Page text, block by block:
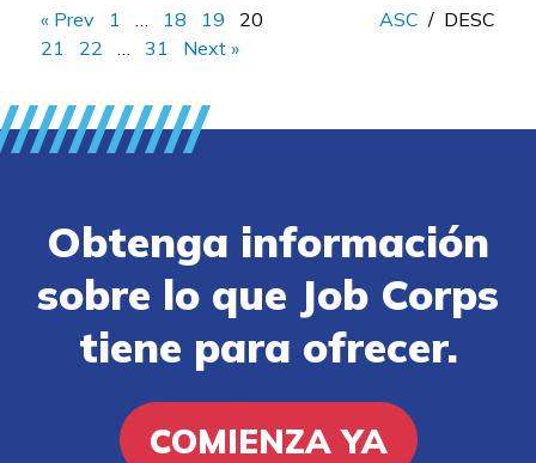
« Prev
1 18 19
20
21
22 31 Next »
ASC / DESC
Obtenga información
sobre lo que Job Corps
tiene para ofrecer.
COMIENZA YA